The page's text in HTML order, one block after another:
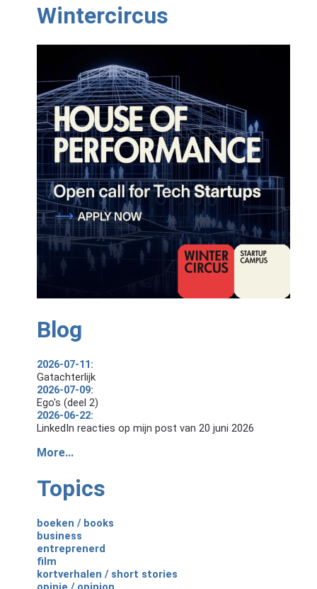
Wintercircus
Blog
2026-07-11:
Gatachterlijk
2026-07-09:
Ego's (deel 2)
2026-06-22:
LinkedIn reacties op mijn post van 20 juni 2026
More...
Topics
boeken / books
business
entreprenerd
film
kortverhalen / short stories